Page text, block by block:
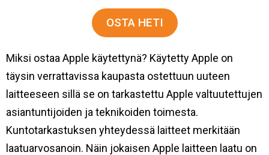
OSTA HETI
Miksi ostaa Apple käytettynä? Käytetty Apple on
täysin verrattavissa kaupasta ostettuun uuteen
laitteeseen sillä se on tarkastettu Apple valtuutettujen
asiantuntijoiden ja teknikoiden toimesta.
Kuntotarkastuksen yhteydessä laitteet merkitään
laatuarvosanoin. Näin jokaisen Apple laitteen laatu on